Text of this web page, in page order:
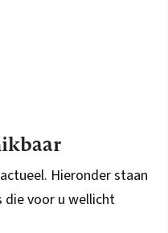
Hieronder staan
die voor u wellicht